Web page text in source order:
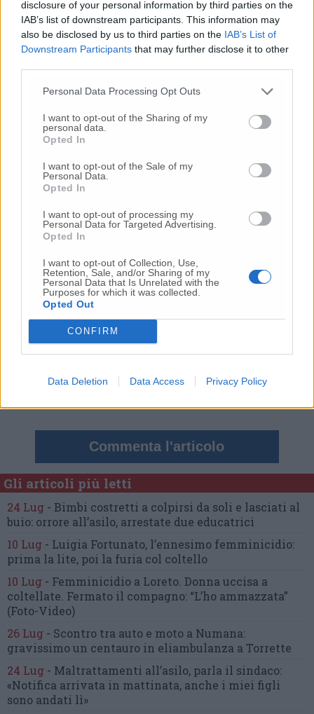
disclosure of your personal information by third parties on the
IAB’s list of downstream participants. This information may
also be disclosed by us to third parties on the IAB’s List of
Downstream Participants that may further disclose it to other
Personal Data Processing Opt Outs
I want to opt-out of the Sharing of my
personal data.
Opted In
I want to opt-out of the Sale of my
Personal Data.
Opted In
I want to opt-out of processing my
Personal Data for Targeted Advertising.
Opted In
I want to opt-out of Collection, Use,
Retention, Sale, and/or Sharing of my
Personal Data that Is Unrelated with the
Purposes for which it was collected.
Opted Out
CONFIRM
Data Deletion Data Access Privacy Policy
velocità che non sia impattante per
l’ambiente, valorizzi il patrimonio urbanistico
ed il turismo. Chiediamo la massima
attenzione delle istituzioni per raggiungere
questo obiettivo strategico per rilanciare e
rendere competitivo il territorio ed il sistema
© RIPRODUZIONE RISERVATA
Commenti
Nessun commento presente
Commenta l'articolo
Gli articoli più letti
24 Lug - Bimbi costretti a colpirsi da soli e lasciati al
buio: orrore all’asilo, arrestate due educatrici
10 Lug - Luigia Fortunato, l’ennesimo femminicidio:
prima la lite, poi la furia col coltello
10 Lug - Femminicidio a Loreto. Donna uccisa a
coltellate. Fermato il compagno: “L’ho ammazzata”
(Foto-Video)
26 Lug - Scontro tra auto e moto a Numana:
gravissimo un centauro in eliambulanza a Torrette
24 Lug - Maltrattamenti all’asilo, parla il sindaco:
«Notifica arrivata in mattinata, anche i miei figli
sono andati lì»